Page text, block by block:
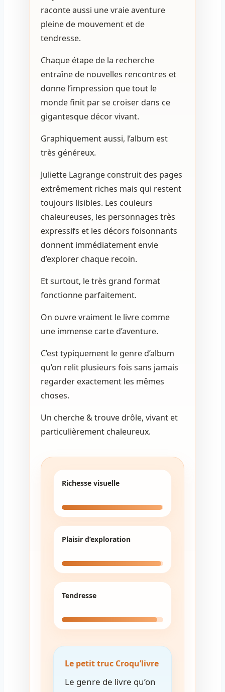
raconte aussi une vraie aventure
pleine de mouvement et de
tendresse.
Chaque étape de la recherche
entraîne de nouvelles rencontres et
donne l’impression que tout le
monde finit par se croiser dans ce
gigantesque décor vivant.
Graphiquement aussi, l’album est
très généreux.
Juliette Lagrange construit des pages
extrêmement riches mais qui restent
toujours lisibles. Les couleurs
chaleureuses, les personnages très
expressifs et les décors foisonnants
donnent immédiatement envie
d’explorer chaque recoin.
Et surtout, le très grand format
fonctionne parfaitement.
On ouvre vraiment le livre comme
une immense carte d’aventure.
C’est typiquement le genre d’album
qu’on relit plusieurs fois sans jamais
regarder exactement les mêmes
choses.
Un cherche & trouve drôle, vivant et
particulièrement chaleureux.
Richesse visuelle
Plaisir d’exploration
Tendresse
Le petit truc Croqu’livre
Le genre de livre qu’on